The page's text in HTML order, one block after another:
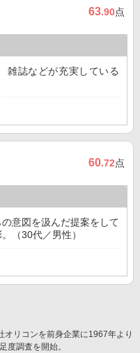
63.90点
雑誌などが充実している
60.72点
意図を汲んだ提案をして
（30代／男性）
オリコンを前身企業に1967年より
度調査を開始。